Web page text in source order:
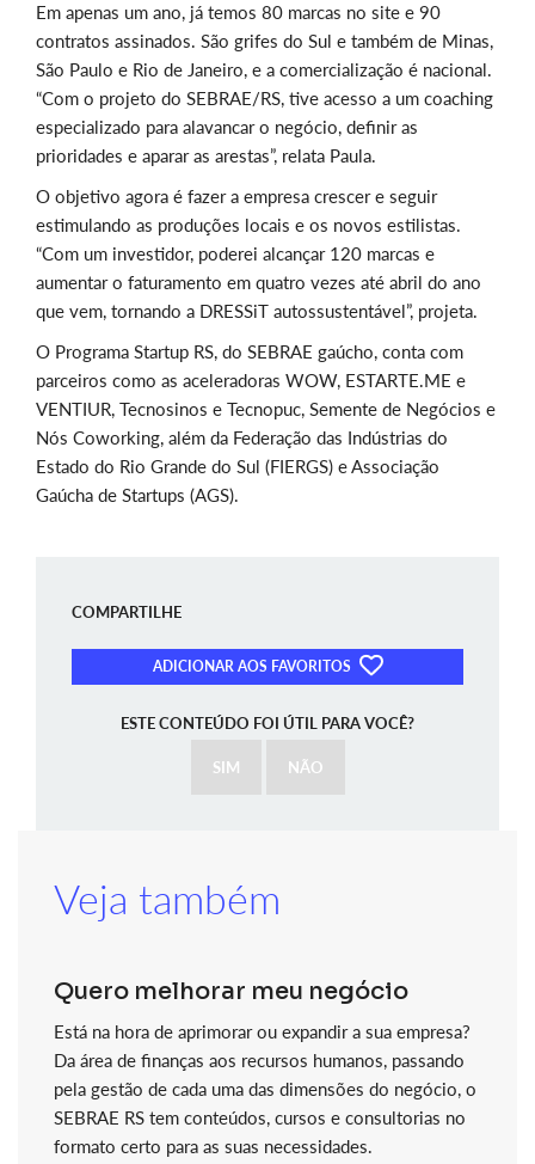
Em apenas um ano, já temos 80 marcas no site e 90
contratos assinados. São grifes do Sul e também de Minas,
São Paulo e Rio de Janeiro, e a comercialização é nacional.
“Com o projeto do SEBRAE/RS, tive acesso a um coaching
especializado para alavancar o negócio, definir as
prioridades e aparar as arestas”, relata Paula.
O objetivo agora é fazer a empresa crescer e seguir
estimulando as produções locais e os novos estilistas.
“Com um investidor, poderei alcançar 120 marcas e
aumentar o faturamento em quatro vezes até abril do ano
que vem, tornando a DRESSiT autossustentável”, projeta.
O Programa Startup RS, do SEBRAE gaúcho, conta com
parceiros como as aceleradoras WOW, ESTARTE.ME e
VENTIUR, Tecnosinos e Tecnopuc, Semente de Negócios e
Nós Coworking, além da Federação das Indústrias do
Estado do Rio Grande do Sul (FIERGS) e Associação
Gaúcha de Startups (AGS).
COMPARTILHE
ADICIONAR AOS FAVORITOS
ESTE CONTEÚDO FOI ÚTIL PARA VOCÊ?
SIM NÃO
Veja também
Quero melhorar meu negócio
Está na hora de aprimorar ou expandir a sua empresa?
Da área de finanças aos recursos humanos, passando
pela gestão de cada uma das dimensões do negócio, o
SEBRAE RS tem conteúdos, cursos e consultorias no
formato certo para as suas necessidades.